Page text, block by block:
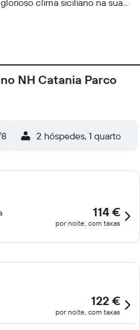
clima siciliano na sua
série de alimentos e bebidas.
jantar no interior ou no exterior
por descontrair com uma
onde disponibilizamos um
do melhor que a Sicília tem
os chapéus de sol e as
com espaço até 280
NH Catania Parco
2 hóspedes, 1 quarto
114 €
por noite, com taxas
122 €
por noite, com taxas